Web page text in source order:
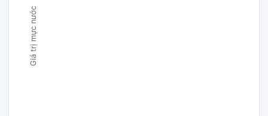
Giá trị mực nước